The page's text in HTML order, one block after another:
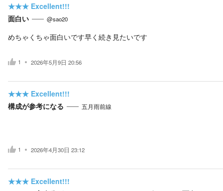
★★★ Excellent!!!
面白い
@sao20
めちゃくちゃ面白いです早く続き見たいです
1 2026年5月9日 20:56
★★★ Excellent!!!
構成が参考になる
五月雨前線
1 2026年4月30日 23:12
★★★ Excellent!!!